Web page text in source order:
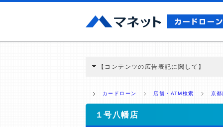
【コンテンツの広告表記に関して】
ミ収集などに基づき、公平性を担保した情
>提携企業一覧
カードローン 店舗・ATM検索 京
１号八幡店